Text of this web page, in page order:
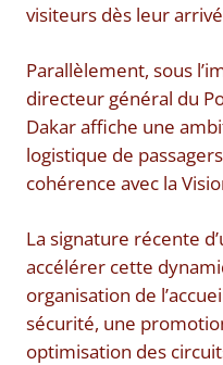
visiteurs dès leur
Parallèlement, sous
directeur général du
Dakar affiche une
logistique de
cohérence avec la
La signature récente
accélérer cette
organisation de
sécurité, une
optimisation des